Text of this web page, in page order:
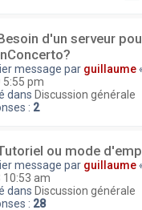
d'un serveur
message par guillaume
5:55 pm
dans Discussion générale
: 2
ou mode
message par guillaume
10:53 am
dans Discussion générale
: 28